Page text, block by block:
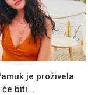
je proživela
biti...